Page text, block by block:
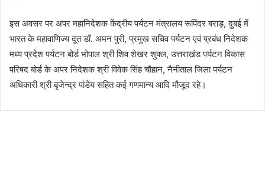
इस अवसर पर अपर महानिदेशक केंद्रीय पर्यटन मंत्रालय रूपिंदर बराड़, दुबई में
भारत के महावाणिज्य दूत डॉ. अमन पुरी, प्रमुख सचिव पर्यटन एवं प्रबंध निदेशक
मध्य प्रदेश पर्यटन बोर्ड भोपाल श्री शिव शेखर शुक्ल, उत्तराखंड पर्यटन विकास
परिषद बोर्ड के अपर निदेशक श्री विवेक सिंह चौहान, नैनीताल जिला पर्यटन
अधिकारी श्री बृजेन्द्र पांडेय सहित कई गणमान्य आदि मौजूद रहे।